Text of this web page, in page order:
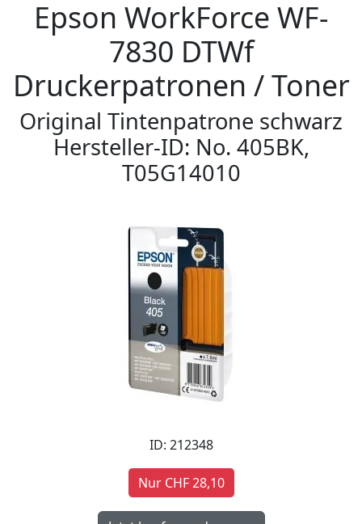
Epson WorkForce WF-
7830 DTWf
Druckerpatronen / Toner
Original Tintenpatrone schwarz
Hersteller-ID: No. 405BK,
T05G14010
ID: 212348
Nur CHF 28,10